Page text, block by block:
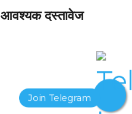
आवश्यक दस्तावेज